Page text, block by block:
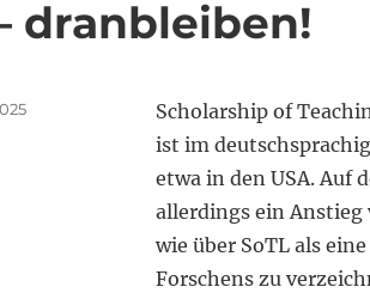
dranbleiben!
Scholarship of
ist im
etwa in den USA. Auf
allerdings ein
wie über SoTL als
Forschens zu